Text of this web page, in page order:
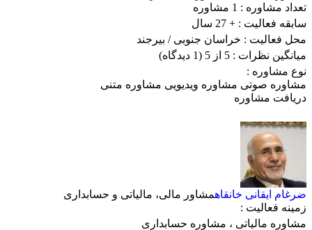
تعداد مشاوره : 1 مشاوره
سابقه فعالیت : + 27 سال
محل فعالیت : خراسان جنوبی/ بیرجند
میانگین نظرات : 5 از 5
(1 دیدگاه)
نوع مشاوره :
مشاوره صوتی مشاوره ویدیویی مشاوره متنی
دریافت مشاوره
ضرغام ایقانی خانقاهمشاور مالی، مالیاتی و حسابداری
زمینه فعالیت :
مشاوره مالیاتی ، مشاوره حسابداری